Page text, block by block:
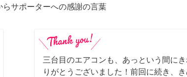
らサポーターへの感謝の言葉
三台目のエアコンも、あっという間に
りがとうございました！前回に続き、